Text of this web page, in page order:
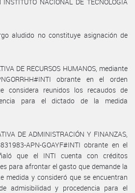
aludido no constituye asignación de
DE RECURSOS HUMANOS, mediante
obrante en el orden
considera reunidos los recaudos de
para el dictado de la medida
DE ADMINISTRACIÓN Y FINANZAS,
APN-GOAYF#INTI obrante en el
que el INTI cuenta con créditos
para afrontar el gasto que demande la
medida y consideró que se encuentran
admisibilidad y procedencia para el